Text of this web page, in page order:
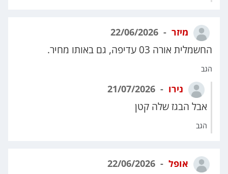
מיזר
החשמלית אורה 03 עדיפה, גם באותו מחיר.
הגב
נירו
אבל הבגז שלה קטן
הגב
אופל